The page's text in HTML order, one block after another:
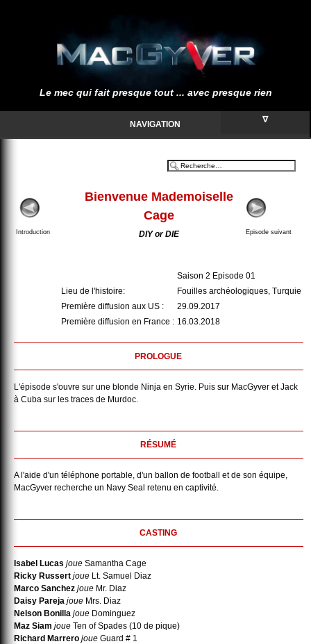
Le mec qui fait presque tout ... avec presque rien
NAVIGATION ∇
Bienvenue Mademoiselle
Cage
Introduction DIY or DIE Episode suivant
Saison 2 Episode 01
Lieu de l'histoire:
Fouilles archéologiques, Turquie
Première diffusion aux US :
29.09.2017
Première diffusion en France : 16.03.2018
PROLOGUE
L'épisode s'ouvre sur une blonde Ninja en Syrie. Puis sur MacGyver et Jack
à Cuba sur les traces de Murdoc.
RÉSUMÉ
A l'aide d'un téléphone portable, d'un ballon de football et de son équipe,
MacGyver recherche un Navy Seal retenu en captivité.
CASTING
Isabel Lucas joue Samantha Cage
Ricky Russert joue Lt. Samuel Diaz
Marco Sanchez joue Mr. Diaz
Daisy Pareja joue Mrs. Diaz
Nelson Bonilla joue Dominguez
Maz Siam joue Ten of Spades (10 de pique)
Richard Marrero joue Guard # 1